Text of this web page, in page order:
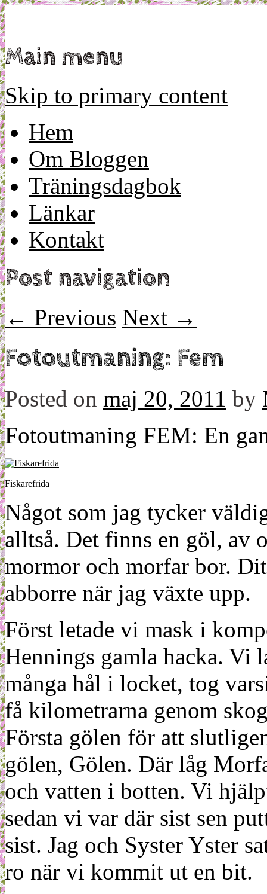
Main menu
Skip to primary content
Hem
Om Bloggen
Träningsdagbok
Länkar
Kontakt
Post navigation
← Previous Next →
Fotoutmaning: Fem
Posted on maj 20, 2011 by
Fotoutmaning FEM: En
Fiskarefrida
Något som jag tycker
alltså. Det finns en göl, av
mormor och morfar bor.
abborre när jag växte upp.
Först letade vi mask i
Hennings gamla hacka. Vi
många hål i locket, tog
få kilometrarna genom
Första gölen för att
gölen, Gölen. Där låg
och vatten i botten. Vi
sedan vi var där sist sen
sist. Jag och Syster Yster
ro när vi kommit ut en bit.